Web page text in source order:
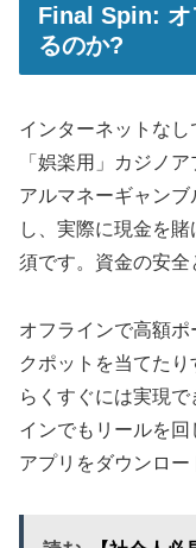
Final Spin: オ
るのか​​?
インターネットなし
「娯楽用」カジノ
アルマネーギャン
し、実際に現金を
須です。資金の安全
オフラインで高額
クポットを当てた
らくすぐには実現
インでもリールを
アプリをダウンロー